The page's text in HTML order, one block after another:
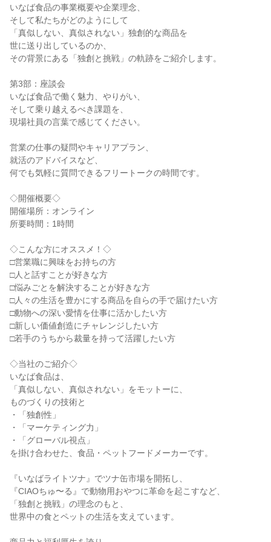
いなば食品の事業概要や企業理念、
そして私たちがどのようにして
「真似しない、真似されない」独創的な商品を
世に送り出しているのか、
その背景にある「独創と挑戦」の軌跡をご紹介します。
第3部：座談会
いなば食品で働く魅力、やりがい、
そして乗り越えるべき課題を、
現場社員の言葉で感じてください。
営業の仕事の疑問やキャリアプラン、
就活のアドバイスなど、
何でも気軽に質問できるフリートークの時間です。
◇開催概要◇
開催場所：オンライン
所要時間：1時間
◇こんな方にオススメ！◇
□営業職に興味をお持ちの方
□人と話すことが好きな方
□悩みごとを解決することが好きな方
□人々の生活を豊かにする商品を自らの手で届けたい方
□動物への深い愛情を仕事に活かしたい方
□新しい価値創造にチャレンジしたい方
□若手のうちから裁量を持って活躍したい方
◇当社のご紹介◇
いなば食品は、
「真似しない、真似されない」をモットーに、
ものづくりの技術と
・「独創性」
・「マーケティング力」
・「グローバル視点」
を掛け合わせた、食品・ペットフードメーカーです。
『いなばライトツナ』でツナ缶市場を開拓し、
『CIAOちゅ〜る』で動物用おやつに革命を起こすなど、
「独創と挑戦」の理念のもと、
世界中の食とペットの生活を支えています。